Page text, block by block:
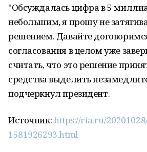
"Обсуждалась цифра в 5
небольшим, я прошу не
решением. Давайте
согласования в целом уже
считать, что это решение
средства выделить
подчеркнул президент.
Источник:https://ria.ru/
1581926293.html